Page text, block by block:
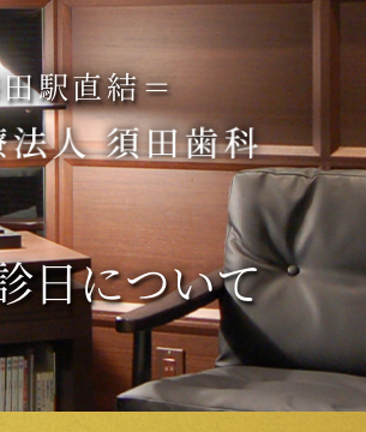
駅直結＝
日について